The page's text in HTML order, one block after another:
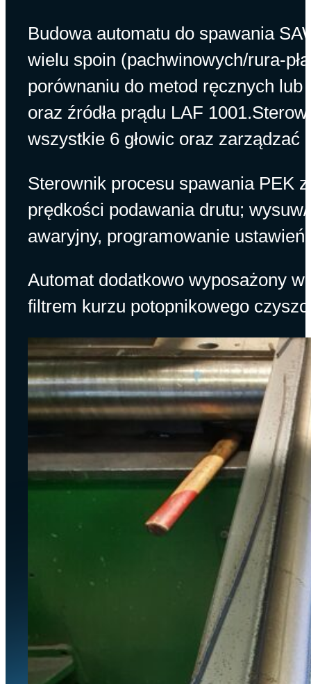
Budowa automatu do spawania
wielu spoin (pachwinowych/rura-
porównaniu do metod ręcznych lub
oraz źródła prądu LAF
wszystkie 6 głowic oraz zarządzać
Sterownik procesu spawania PEK
prędkości podawania drutu;
awaryjny, programowanie
Automat dodatkowo wyposażony
filtrem kurzu potopnikowego